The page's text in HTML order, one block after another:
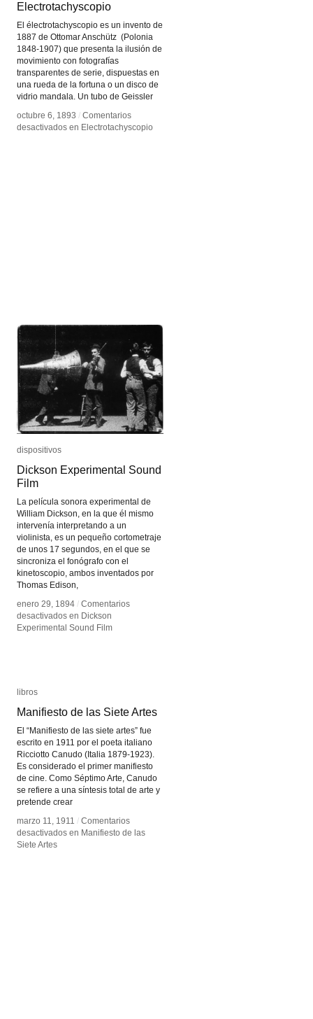
Electrotachyscopio
El électrotachyscopio es un invento de
1887 de Ottomar Anschütz (Polonia
1848-1907) que presenta la ilusión de
movimiento con fotografías
transparentes de serie, dispuestas en
una rueda de la fortuna o un disco de
vidrio mandala. Un tubo de Geissler
octubre 6, 1893 / Comentarios
desactivados en Electrotachyscopio
Electrotachyscopio
octubre 6, 1893 / Comentarios
desactivados en Electrotachyscopio
dispositivos
Dickson Experimental Sound
Film
La película sonora experimental de
William Dickson, en la que él mismo
intervenía interpretando a un
violinista, es un pequeño cortometraje
de unos 17 segundos, en el que se
sincroniza el fonógrafo con el
kinetoscopio, ambos inventados por
Thomas Edison,
enero 29, 1894 / Comentarios
desactivados en Dickson
Experimental Sound Film
dispositivos
Dickson Experimental Sound
Film
enero 29, 1894 / Comentarios
desactivados en Dickson
Experimental Sound Film
libros
Manifiesto de las Siete Artes
El “Manifiesto de las siete artes” fue
escrito en 1911 por el poeta italiano
Ricciotto Canudo (Italia 1879-1923).
Es considerado el primer manifiesto
de cine. Como Séptimo Arte, Canudo
se refiere a una síntesis total de arte y
pretende crear
marzo 11, 1911 / Comentarios
desactivados en Manifiesto de las
Siete Artes
libros
Manifiesto de las Siete Artes
marzo 11, 1911 / Comentarios
desactivados en Manifiesto de las
Siete Artes